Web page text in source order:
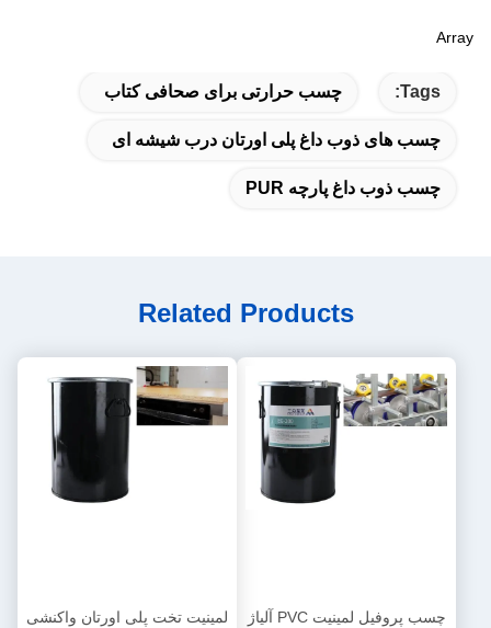
Array
Tags: چسب حرارتی برای صحافی کتاب
چسب های ذوب داغ پلی اورتان درب شیشه ای
چسب ذوب داغ پارچه PUR
Related Products
چسب پروفیل لمینیت PVC آلیاژ
لمینیت تخت پلی اورتان واکنشی